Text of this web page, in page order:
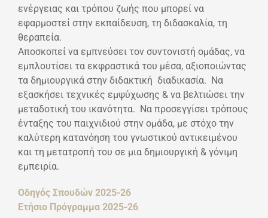
ενέργειας και τρόπου ζωής που μπορεί να
εφαρμοστεί στην εκπαίδευση, τη διδασκαλία, τη
θεραπεία.
Αποσκοπεί να εμπνεύσει τον συντονιστή ομάδας, να
εμπλουτίσει τα εκφραστικά του μέσα, αξιοποιώντας
τα δημιουργικά στην διδακτική διαδικασία. Να
εξασκήσει τεχνικές εμψύχωσης & να βελτιώσει την
μεταδοτική του ικανότητα. Να προσεγγίσει τρόπους
ένταξης του παιχνιδιού στην ομάδα, με στόχο την
καλύτερη κατανόηση του γνωστικού αντικειμένου
και τη μετατροπή του σε μια δημιουργική & γόνιμη
εμπειρία.
Οδηγός Σπουδών 2025-26
Ετήσιο Πρόγραμμα 2025-26